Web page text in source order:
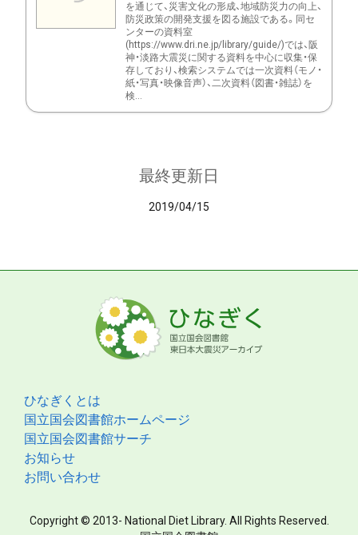
を通じて、災害文化の形成、地域防災力の向上、
防災政策の開発支援を図る施設である。同セ
ンターの資料室
(https://www.dri.ne.jp/library/guide/)では、阪
神・淡路大震災に関する資料を中心に収集・保
存しており、検索システムでは一次資料（モノ・
紙・写真・映像音声）、二次資料（図書・雑誌）を
検...
最終更新日
2019/04/15
ひなぎくとは
国立国会図書館ホームページ
国立国会図書館サーチ
お知らせ
お問い合わせ
Copyright © 2013- National Diet Library. All Rights Reserved.